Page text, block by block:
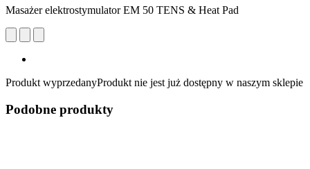
Masażer elektrostymulator EM 50 TENS & Heat Pad
Produkt wyprzedanyProdukt nie jest już dostępny w naszym sklepie
Podobne produkty